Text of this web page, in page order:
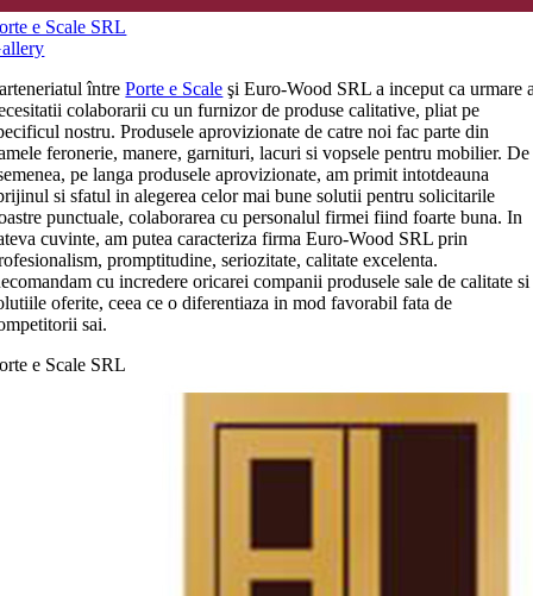
e Scale SRL
întrePorte e Scale şi Euro-Wood SRL a inceput ca urmare
colaborarii cu un furnizor de produse calitative, pliat pe
nostru. Produsele aprovizionate de catre noi fac parte din
feronerie, manere, garnituri, lacuri si vopsele pentru mobilier. De
pe langa produsele aprovizionate, am primit intotdeauna
si sfatul in alegerea celor mai bune solutii pentru solicitarile
punctuale, colaborarea cu personalul firmei fiind foarte buna. In
cuvinte, am putea caracteriza firma Euro-Wood SRL prin
promptitudine, seriozitate, calitate excelenta.
cu incredere oricarei companii produsele sale de calitate si
oferite, ceea ce o diferentiaza in mod favorabil fata de
sai.
e Scale SRL